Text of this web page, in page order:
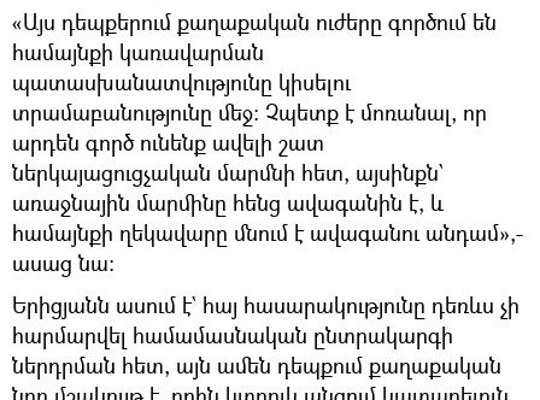
«Այս դեպքերում քաղաքական ուժերը գործում են
համայնքի կառավարման
պատասխանատվությունը կիսելու
տրամաբանությունը մեջ։ Չպետք է մոռանալ, որ
արդեն գործ ունենք ավելի շատ
ներկայացուցչական մարմնի հետ, այսինքն`
առաջնային մարմինը հենց ավագանին է, և
համայնքի ղեկավարը մնում է ավագանու անդամ»,-
ասաց նա։
Երիցյանն ասում է` հայ հասարակությունը դեռևս չի
հարմարվել համամասնական ընտրակարգի
ներդրման հետ, այն ամեն դեպքում քաղաքական